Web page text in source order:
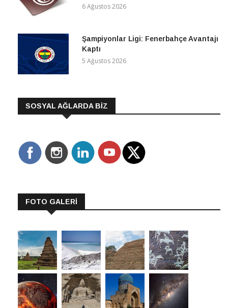
6 Ağustos 2026
Şampiyonlar Ligi: Fenerbahçe Avantajı
Kaptı
5 Ağustos 2026
SOSYAL AĞLARDA BİZ
FOTO GALERİ